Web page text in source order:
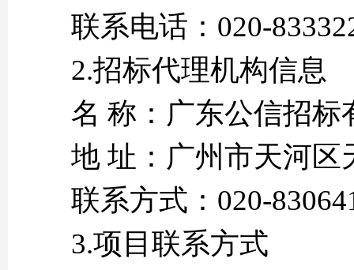
联系电话：020-
2.招标代理机构信息
名 称：广东公信招标
地 址：广州市天河区
联系方式：020-
3.项目联系方式